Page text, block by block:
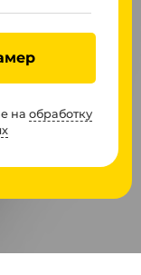
на обработку